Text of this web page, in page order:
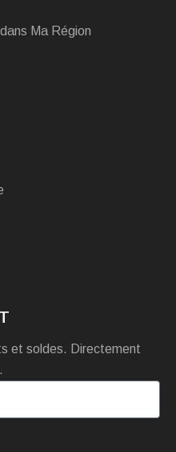
Ma Région
et soldes. Directement